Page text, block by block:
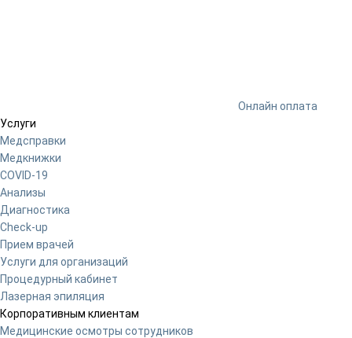
Онлайн оплата
Услуги
Медсправки
Медкнижки
COVID-19
Анализы
Диагностика
Check-up
Прием врачей
Услуги для организаций
Процедурный кабинет
Лазерная эпиляция
Корпоративным клиентам
Медицинские осмотры сотрудников